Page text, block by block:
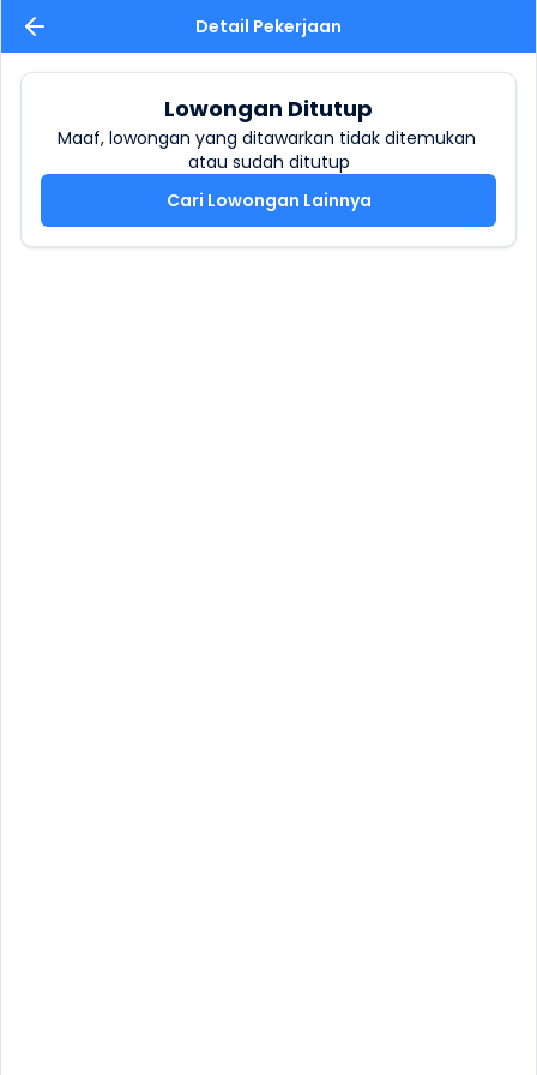
Detail Pekerjaan
Lowongan Ditutup
Maaf, lowongan yang ditawarkan tidak ditemukan
atau sudah ditutup
Cari Lowongan Lainnya